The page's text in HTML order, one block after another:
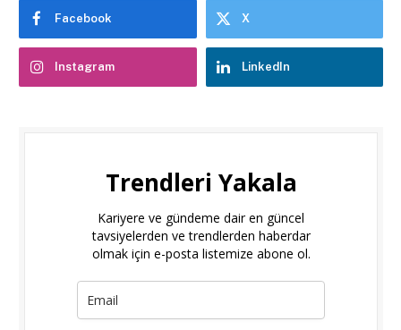
Facebook X
Instagram LinkedIn
Trendleri Yakala
Kariyere ve gündeme dair en güncel
tavsiyelerden ve trendlerden haberdar
olmak için e-posta listemize abone ol.